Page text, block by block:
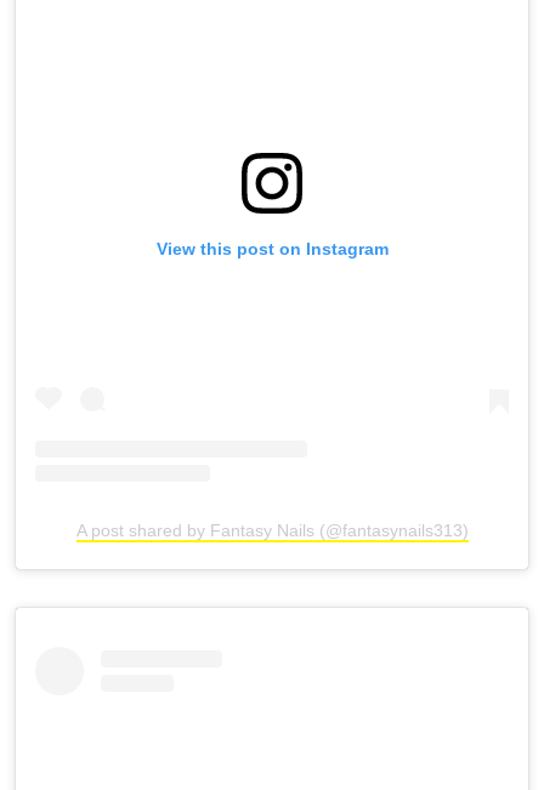
View this post on Instagram
A post shared by Fantasy Nails (@fantasynails313)